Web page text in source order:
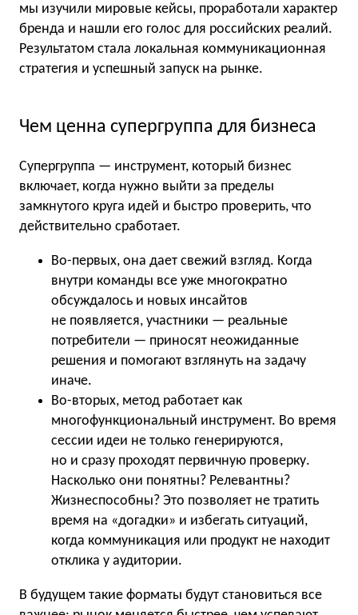
мы изучили мировые кейсы, проработали характер
бренда и нашли его голос для российских реалий.
Результатом стала локальная коммуникационная
стратегия и успешный запуск на рынке.
Чем ценна супергруппа для бизнеса
Супергруппа — инструмент, который бизнес
включает, когда нужно выйти за пределы
замкнутого круга идей и быстро проверить, что
действительно сработает.
Во-первых, она дает свежий взгляд. Когда
внутри команды все уже многократно
обсуждалось и новых инсайтов
не появляется, участники — реальные
потребители — приносят неожиданные
решения и помогают взглянуть на задачу
иначе.
Во-вторых, метод работает как
многофункциональный инструмент. Во время
сессии идеи не только генерируются,
но и сразу проходят первичную проверку.
Насколько они понятны? Релевантны?
Жизнеспособны? Это позволяет не тратить
время на «догадки» и избегать ситуаций,
когда коммуникация или продукт не находит
отклика у аудитории.
В будущем такие форматы будут становиться все